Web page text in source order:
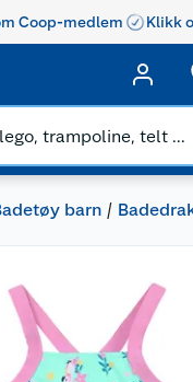
Coop-medlem Klikk
barn